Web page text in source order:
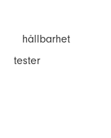
hållbarhet
tester